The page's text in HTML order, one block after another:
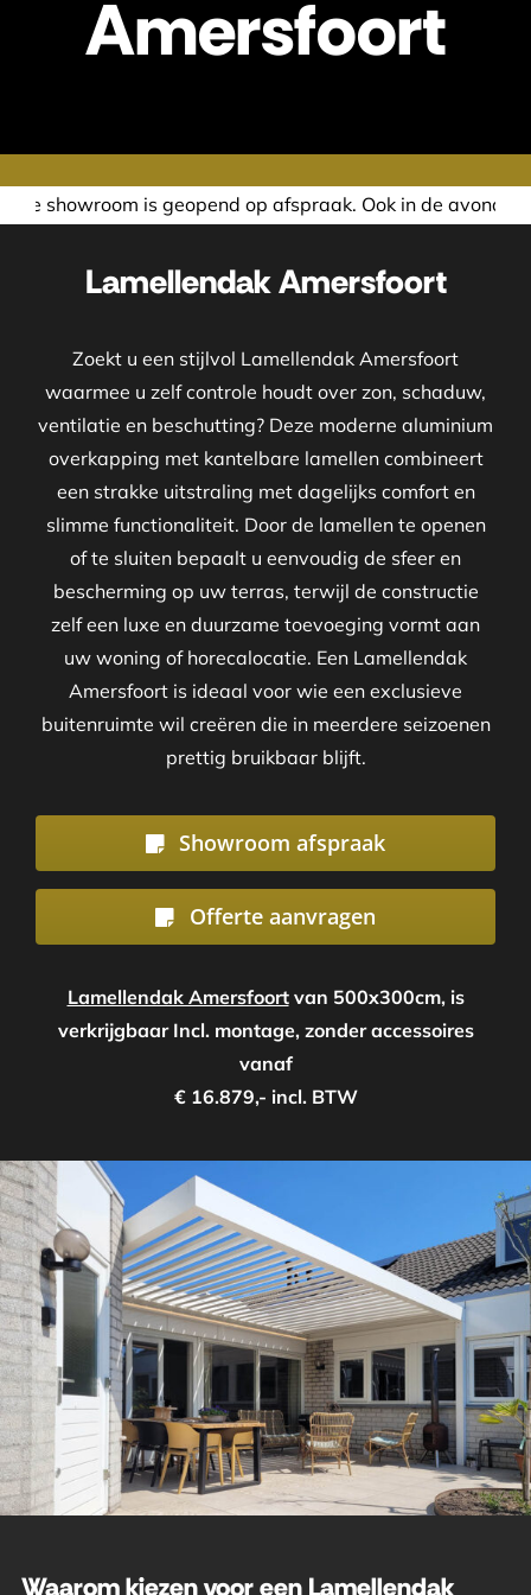
Amersfoort
op afspraak. Ook in de avond of in het weekend
Lamellendak Amersfoort
Zoekt u een stijlvol Lamellendak Amersfoort
waarmee u zelf controle houdt over zon, schaduw,
ventilatie en beschutting? Deze moderne aluminium
overkapping met kantelbare lamellen combineert
een strakke uitstraling met dagelijks comfort en
slimme functionaliteit. Door de lamellen te openen
of te sluiten bepaalt u eenvoudig de sfeer en
bescherming op uw terras, terwijl de constructie
zelf een luxe en duurzame toevoeging vormt aan
uw woning of horecalocatie. Een Lamellendak
Amersfoort is ideaal voor wie een exclusieve
buitenruimte wil creëren die in meerdere seizoenen
prettig bruikbaar blijft.
Showroom afspraak
Offerte aanvragen
Lamellendak Amersfoortvan 500x300cm, is
verkrijgbaar Incl. montage, zonder accessoires
vanaf
€ 16.879,- incl. BTW
Waarom kiezen voor een Lamellendak